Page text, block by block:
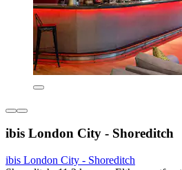
ibis London City - Shoreditch
ibis London City - Shoreditch